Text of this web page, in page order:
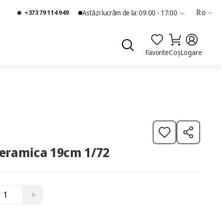
+373 79 114 949 Astăzi lucrăm de la: 09:00 - 17:00 Ro
FavoriteCoșLogare
19cm 1/72
+